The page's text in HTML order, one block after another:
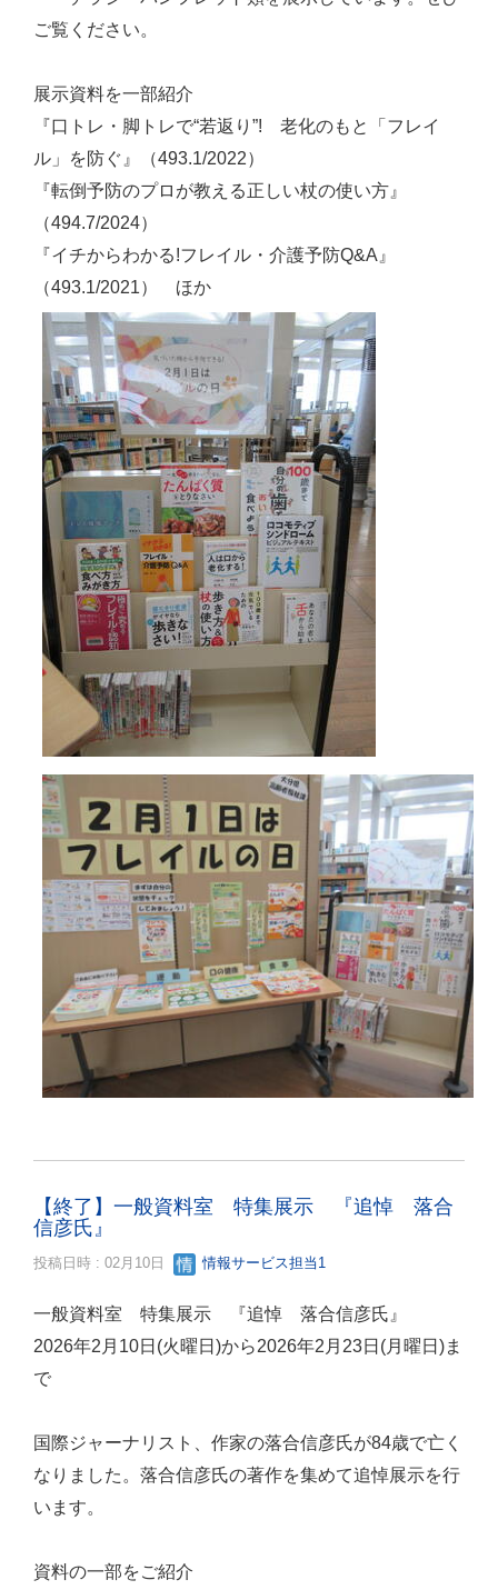
ご覧ください。
展示資料を一部紹介
『口トレ・脚トレで“若返り”! 老化のもと「フレイ
ル」を防ぐ』（493.1/2022）
『転倒予防のプロが教える正しい杖の使い方』
（494.7/2024）
『イチからわかる!フレイル・介護予防Q&A』
（493.1/2021） ほか
【終了】一般資料室 特集展示 『追悼 落合
信彦氏』
投稿日時 : 02月10日 情報サービス担当1
一般資料室 特集展示 『追悼 落合信彦氏』
2026年2月10日(火曜日)から2026年2月23日(月曜日)ま
で
国際ジャーナリスト、作家の落合信彦氏が84歳で亡く
なりました。落合信彦氏の著作を集めて追悼展示を行
います。
資料の一部をご紹介